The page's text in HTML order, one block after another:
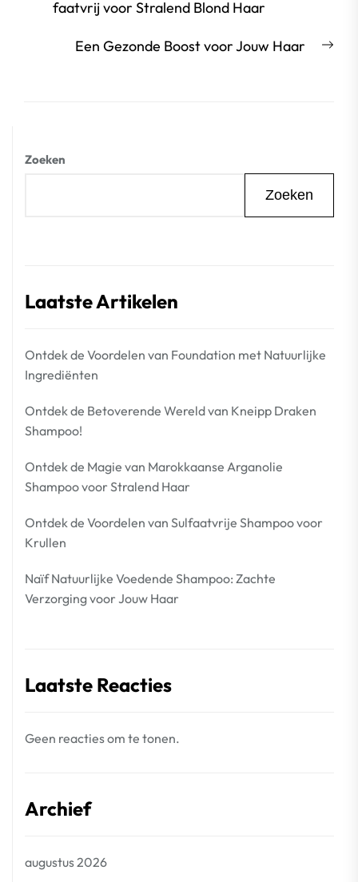
bericht:faatvrij voor Stralend Blond Haar
Een Gezonde Boost voor Jouw Haar
Zoeken
Zoeken
Laatste Artikelen
Ontdek de Voordelen van Foundation met Natuurlijke
Ingrediënten
Ontdek de Betoverende Wereld van Kneipp Draken
Shampoo!
Ontdek de Magie van Marokkaanse Arganolie
Shampoo voor Stralend Haar
Ontdek de Voordelen van Sulfaatvrije Shampoo voor
Krullen
Naïf Natuurlijke Voedende Shampoo: Zachte
Verzorging voor Jouw Haar
Laatste Reacties
Geen reacties om te tonen.
Archief
augustus 2026